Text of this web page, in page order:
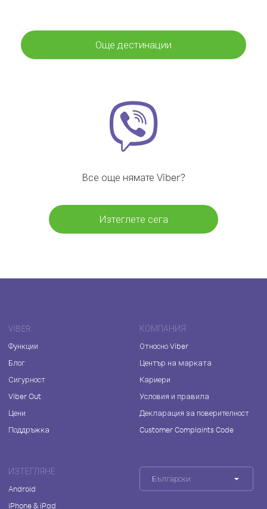
Още дестинации
Все още нямате Viber?
Изтеглете сега
VIBER
Функции
Блог
Сигурност
Viber Out
Цени
Поддръжка
КОМПАНИЯ
Относно Viber
Център на марката
Кариери
Условия и правила
Декларация за поверителност
Customer Complaints Code
ИЗТЕГЛЯНЕ
Android
iPhone & iPad
Български